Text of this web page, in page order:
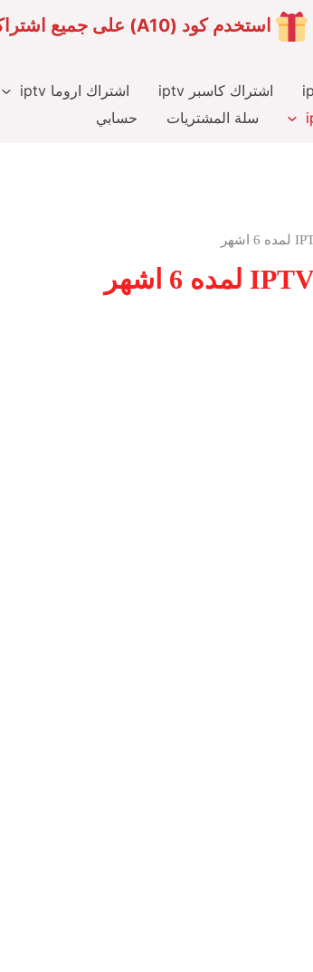
استخدم كود (A10) على جميع اشتراكات IPTV
اشتراك كاسبر iptv اشتراك اروما iptv
سلة المشتريات حسابي